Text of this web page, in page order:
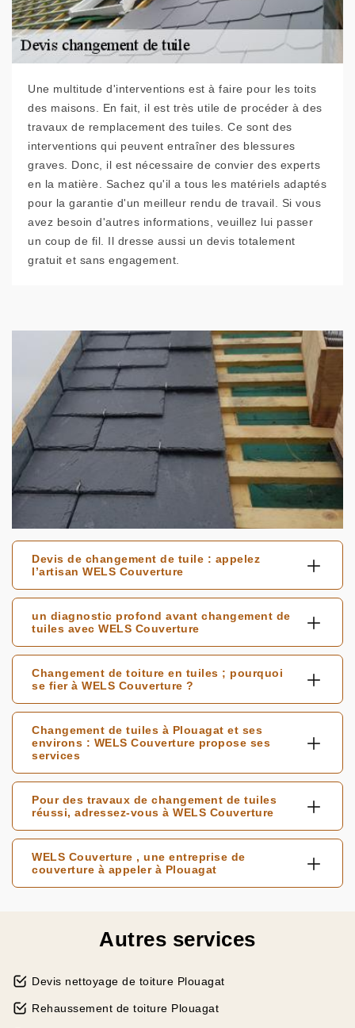
Une multitude d'interventions est à faire pour les toits
des maisons. En fait, il est très utile de procéder à des
travaux de remplacement des tuiles. Ce sont des
interventions qui peuvent entraîner des blessures
graves. Donc, il est nécessaire de convier des experts
en la matière. Sachez qu'il a tous les matériels adaptés
pour la garantie d'un meilleur rendu de travail. Si vous
avez besoin d'autres informations, veuillez lui passer
un coup de fil. Il dresse aussi un devis totalement
gratuit et sans engagement.
Devis de changement de tuile : appelez
l’artisan WELS Couverture
un diagnostic profond avant changement de
tuiles avec WELS Couverture
Changement de toiture en tuiles ; pourquoi
se fier à WELS Couverture ?
Changement de tuiles à Plouagat et ses
environs : WELS Couverture propose ses
services
Pour des travaux de changement de tuiles
réussi, adressez-vous à WELS Couverture
WELS Couverture , une entreprise de
couverture à appeler à Plouagat
Autres services
Devis nettoyage de toiture Plouagat
Rehaussement de toiture Plouagat